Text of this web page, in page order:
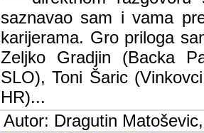
saznavao sam i vama
karijerama. Gro priloga
Zeljko Gradjin (Backa
SLO), Toni Šaric
HR)...
Autor: Dragutin